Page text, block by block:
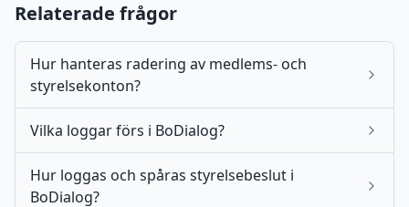
Relaterade frågor
Hur hanteras radering av medlems- och
styrelsekonton?
Vilka loggar förs i BoDialog?
Hur loggas och spåras styrelsebeslut i
BoDialog?